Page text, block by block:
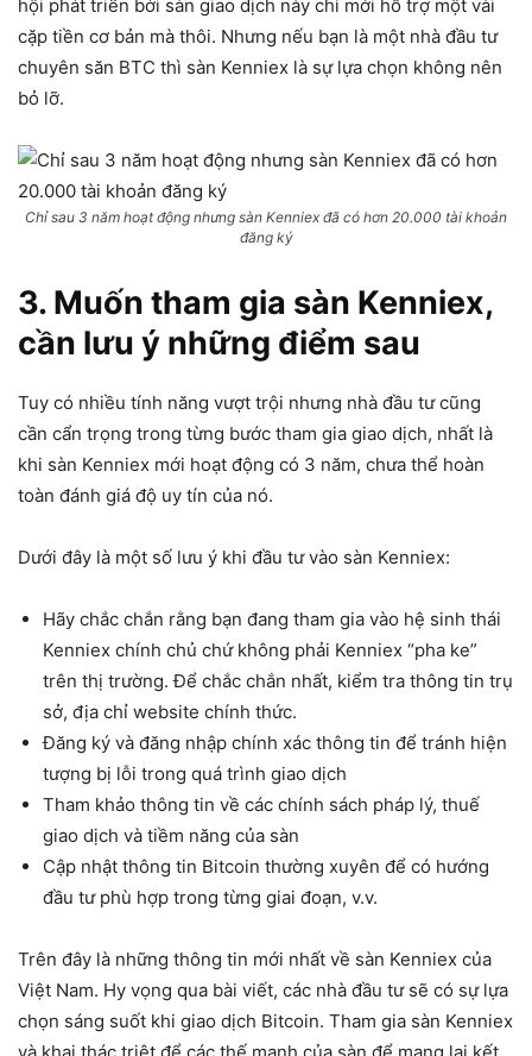
hội phát triển bởi sàn giao dịch này chỉ mới hỗ trợ một vài
cặp tiền cơ bản mà thôi. Nhưng nếu bạn là một nhà đầu tư
chuyên săn BTC thì sàn Kenniex là sự lựa chọn không nên
bỏ lỡ.
Chỉ sau 3 năm hoạt động nhưng sàn Kenniex đã có hơn 20.000 tài khoản
đăng ký
3. Muốn tham gia sàn Kenniex,
cần lưu ý những điểm sau
Tuy có nhiều tính năng vượt trội nhưng nhà đầu tư cũng
cần cẩn trọng trong từng bước tham gia giao dịch, nhất là
khi sàn Kenniex mới hoạt động có 3 năm, chưa thể hoàn
toàn đánh giá độ uy tín của nó.
Dưới đây là một số lưu ý khi đầu tư vào sàn Kenniex:
Hãy chắc chắn rằng bạn đang tham gia vào hệ sinh thái
Kenniex chính chủ chứ không phải Kenniex “pha ke”
trên thị trường. Để chắc chắn nhất, kiểm tra thông tin trụ
sở, địa chỉ website chính thức.
Đăng ký và đăng nhập chính xác thông tin để tránh hiện
tượng bị lỗi trong quá trình giao dịch
Tham khảo thông tin về các chính sách pháp lý, thuế
giao dịch và tiềm năng của sàn
Cập nhật thông tin Bitcoin thường xuyên để có hướng
đầu tư phù hợp trong từng giai đoạn, v.v.
Trên đây là những thông tin mới nhất về sàn Kenniex của
Việt Nam. Hy vọng qua bài viết, các nhà đầu tư sẽ có sự lựa
chọn sáng suốt khi giao dịch Bitcoin. Tham gia sàn Kenniex